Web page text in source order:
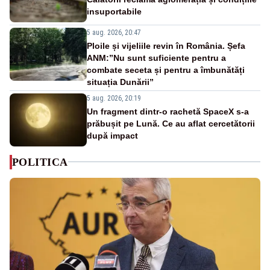
insuportabile
5 aug. 2026, 20:47
Ploile și vijeliile revin în România. Șefa
ANM:”Nu sunt suficiente pentru a
combate seceta și pentru a îmbunătăți
situația Dunării”
5 aug. 2026, 20:19
Un fragment dintr-o rachetă SpaceX s-a
prăbușit pe Lună. Ce au aflat cercetătorii
după impact
POLITICA